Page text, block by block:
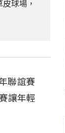
球場，
聯誼賽
讓年輕